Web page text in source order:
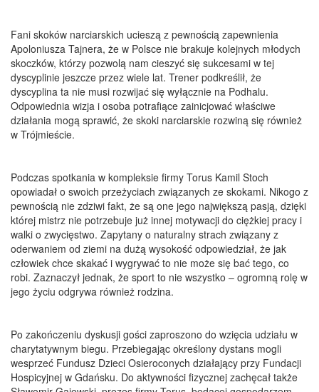
Fani skoków narciarskich ucieszą z pewnością zapewnienia
Apoloniusza Tajnera, że w Polsce nie brakuje kolejnych młodych
skoczków, którzy pozwolą nam cieszyć się sukcesami w tej
dyscyplinie jeszcze przez wiele lat. Trener podkreślił, że
dyscyplina ta nie musi rozwijać się wyłącznie na Podhalu.
Odpowiednia wizja i osoba potrafiące zainicjować właściwe
działania mogą sprawić, że skoki narciarskie rozwiną się również
w Trójmieście.
Podczas spotkania w kompleksie firmy Torus Kamil Stoch
opowiadał o swoich przeżyciach związanych ze skokami. Nikogo z
pewnością nie zdziwi fakt, że są one jego największą pasją, dzięki
której mistrz nie potrzebuje już innej motywacji do ciężkiej pracy i
walki o zwycięstwo. Zapytany o naturalny strach związany z
oderwaniem od ziemi na dużą wysokość odpowiedział, że jak
człowiek chce skakać i wygrywać to nie może się bać tego, co
robi. Zaznaczył jednak, że sport to nie wszystko – ogromną rolę w
jego życiu odgrywa również rodzina.
Po zakończeniu dyskusji gości zaproszono do wzięcia udziału w
charytatywnym biegu. Przebiegając określony dystans mogli
wesprzeć Fundusz Dzieci Osieroconych działający przy Fundacji
Hospicyjnej w Gdańsku. Do aktywności fizycznej zachęcał także